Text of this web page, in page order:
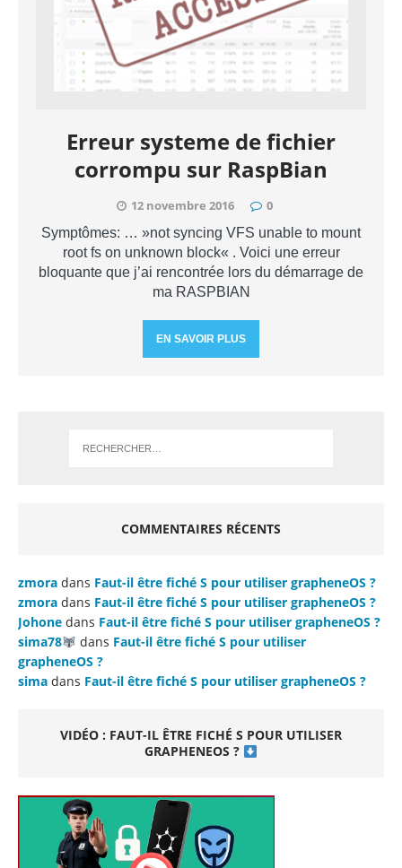
Erreur systeme de fichier
corrompu sur RaspBian
12 novembre 2016 0
Symptômes: … »not syncing VFS unable to mount
root fs on unknown block« . Voici une erreur
bloquante que j’ai rencontrée lors du démarrage de
ma RASPBIAN
EN SAVOIR PLUS
COMMENTAIRES RÉCENTS
zmora dans Faut-il être fiché S pour utiliser grapheneOS ?
zmora dans Faut-il être fiché S pour utiliser grapheneOS ?
Johone dans Faut-il être fiché S pour utiliser grapheneOS ?
sima78
dans Faut-il être fiché S pour utiliser
grapheneOS ?
sima dans Faut-il être fiché S pour utiliser grapheneOS ?
VIDÉO : FAUT-IL ÊTRE FICHÉ S POUR UTILISER
GRAPHENEOS ?